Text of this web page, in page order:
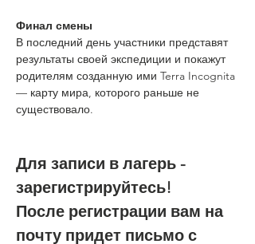
Финал смены
В последний день участники представят
результаты своей экспедиции и покажут
родителям созданную ими Terra Incognita
— карту мира, которого раньше не
существовало.
Для записи в лагерь -
зарегистрируйтесь!
После регистрации вам на
почту придет письмо с